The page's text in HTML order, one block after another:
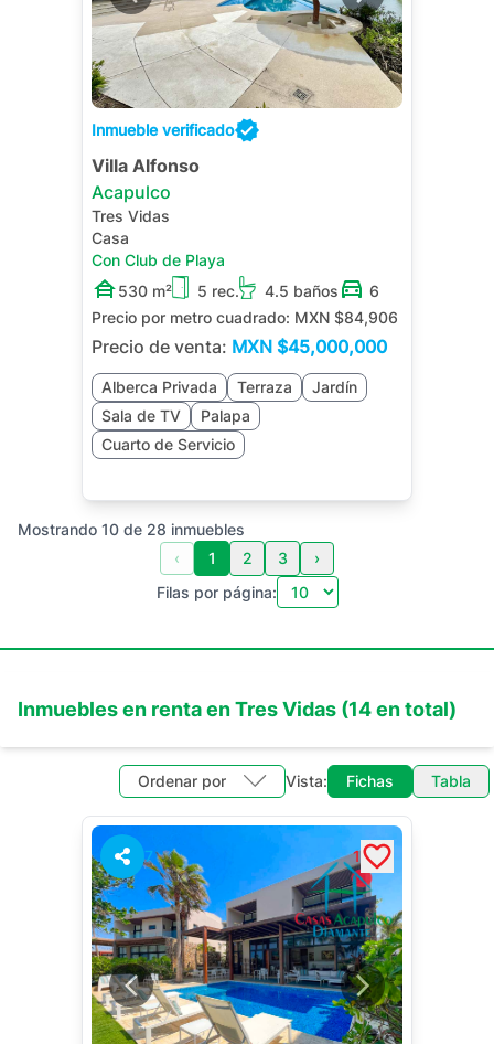
Inmueble verificado
Villa Alfonso
Acapulco
Tres Vidas
Casa
Con Club de Playa
530 m²
5 rec. 4.5 baños
6
Precio por metro cuadrado: MXN $84,906
Precio de venta: MXN $45,000,000
Alberca Privada Terraza
Jardín
Sala de TV
Palapa
Cuarto de Servicio
Mostrando 10 de 28 inmuebles
‹
1 2 3
›
Filas por página:
Inmuebles en rentaenTres Vidas (14en total)
Ordenar por Vista: Fichas Tabla
7 1